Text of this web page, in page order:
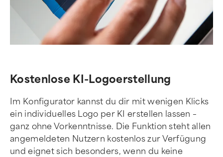
Kostenlose KI-Logoerstellung
Im Konfigurator kannst du dir mit wenigen Klicks
ein individuelles Logo per KI erstellen lassen –
ganz ohne Vorkenntnisse. Die Funktion steht allen
angemeldeten Nutzern kostenlos zur Verfügung
und eignet sich besonders, wenn du keine